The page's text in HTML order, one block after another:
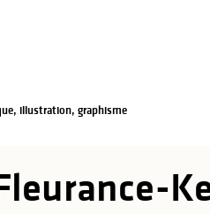
illustration, graphisme